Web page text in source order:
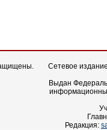
Сетевое
Выдан
Редакция: